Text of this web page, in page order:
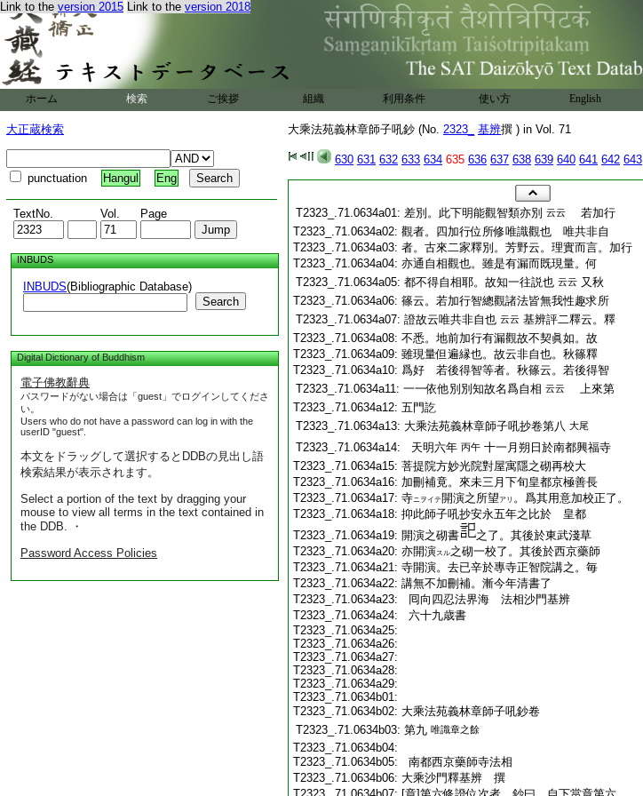
Link to the version 2015 Link to the version 2018
ホーム 検索 ご挨拶 組織 利用条件 使い方 English
大正蔵検索
punctuation Hangul Eng
TextNo. Vol. Page
INBUDS
INBUDS(Bibliographic Database)
Search
Digital Dictionary of Buddhism
電子佛教辭典
パスワードがない場合は「guest」でログインしてくださ
い。
Users who do not have a password can log in with the
userID "guest".
本文をドラッグして選択するとDDBの見出し語
検索結果が表示されます。
Select a portion of the text by dragging your
mouse to view all terms in the text contained in
the DDB. ・
Password Access Policies
大乘法苑義林章師子吼鈔 (No. 2323_ 基辨撰 ) in Vol. 71
630 631 632 633 634 635 636 637 638 639 640 641 642 643
T2323_.71.0634a01: 差別。此下明能觀智類亦別 云云
若加行
T2323_.71.0634a02: 觀者。四加行位所修唯識觀也 唯共非自
T2323_.71.0634a03: 者。古來二家釋別。芳野云。理實而言。加行
T2323_.71.0634a04: 亦通自相觀也。雖是有漏而既現量。何
T2323_.71.0634a05: 都不得自相耶。故知一往説也 云云 又秋
T2323_.71.0634a06: 篠云。若加行智總觀諸法皆無我性趣求所
T2323_.71.0634a07: 證故云唯共非自也 云云 基辨評二釋云。釋
T2323_.71.0634a08: 不悉。地前加行有漏觀故不契眞如。故
T2323_.71.0634a09: 雖現量但遍縁也。故云非自也。秋篠釋
T2323_.71.0634a10: 爲好 若後得智等者。秋篠云。若後得智
T2323_.71.0634a11: 一一依他別別知故名爲自相 云云
上來第
T2323_.71.0634a12: 五門訖
T2323_.71.0634a13: 大乘法苑義林章師子吼抄卷第八 大尾
T2323_.71.0634a14: 天明六年 丙午 十一月朔日於南都興福寺
T2323_.71.0634a15: 菩提院方妙光院對屋寓隱之砌再校大
T2323_.71.0634a16: 加刪補竟。來未三月下旬皇都京極善長
T2323_.71.0634a17: 寺ニヲイテ開演之所望 アリ 。爲其用意加校正了。
T2323_.71.0634a18: 抑此師子吼抄安永五年之比於 皇都
T2323_.71.0634a19: 開演之砌書
之了。其後於東武淺草
T2323_.71.0634a20: 亦開演スル之砌一校了。其後於西京藥師
T2323_.71.0634a21: 寺開演。去已辛於專寺正智院講之。毎
T2323_.71.0634a22: 講無不加刪補。漸今年清書了
T2323_.71.0634a23:
囘向四忍法界海 法相沙門基辨
T2323_.71.0634a24:
六十九歳書
T2323_.71.0634a25:
T2323_.71.0634a26:
T2323_.71.0634a27:
T2323_.71.0634a28:
T2323_.71.0634a29:
T2323_.71.0634b01:
T2323_.71.0634b02: 大乘法苑義林章師子吼鈔卷
T2323_.71.0634b03: 第九 唯識章之餘
T2323_.71.0634b04:
T2323_.71.0634b05:
南都西京藥師寺法相
T2323_.71.0634b06: 大乘沙門釋基辨 撰